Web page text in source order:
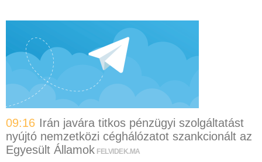
09:16 Irán javára titkos pénzügyi szolgáltatást
nyújtó nemzetközi céghálózatot szankcionált az
Egyesült Államok FELVIDEK.MA